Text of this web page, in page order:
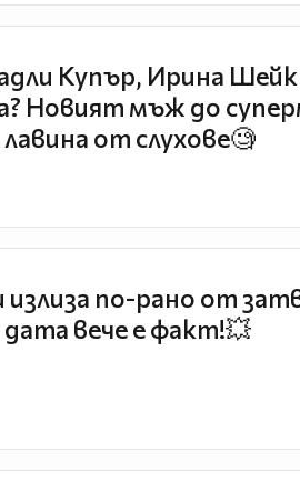
Купър, Ирина
Новият мъж до
лавина от слухове🧐
по-рано от
вече е факт!💥